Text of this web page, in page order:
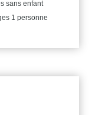
sans enfant
1 personne